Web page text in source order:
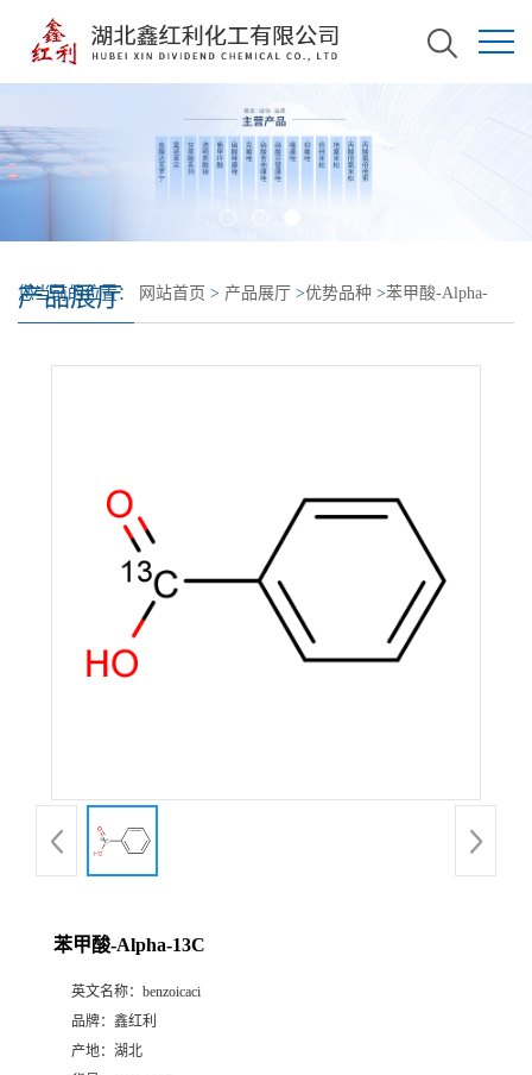
产品展厅
您当前的位置： 网站首页 > 产品展厅 >优势品种 >苯甲酸-Alpha-
苯甲酸-Alpha-13C
英文名称： benzoicaci
品牌： 鑫红利
产地： 湖北